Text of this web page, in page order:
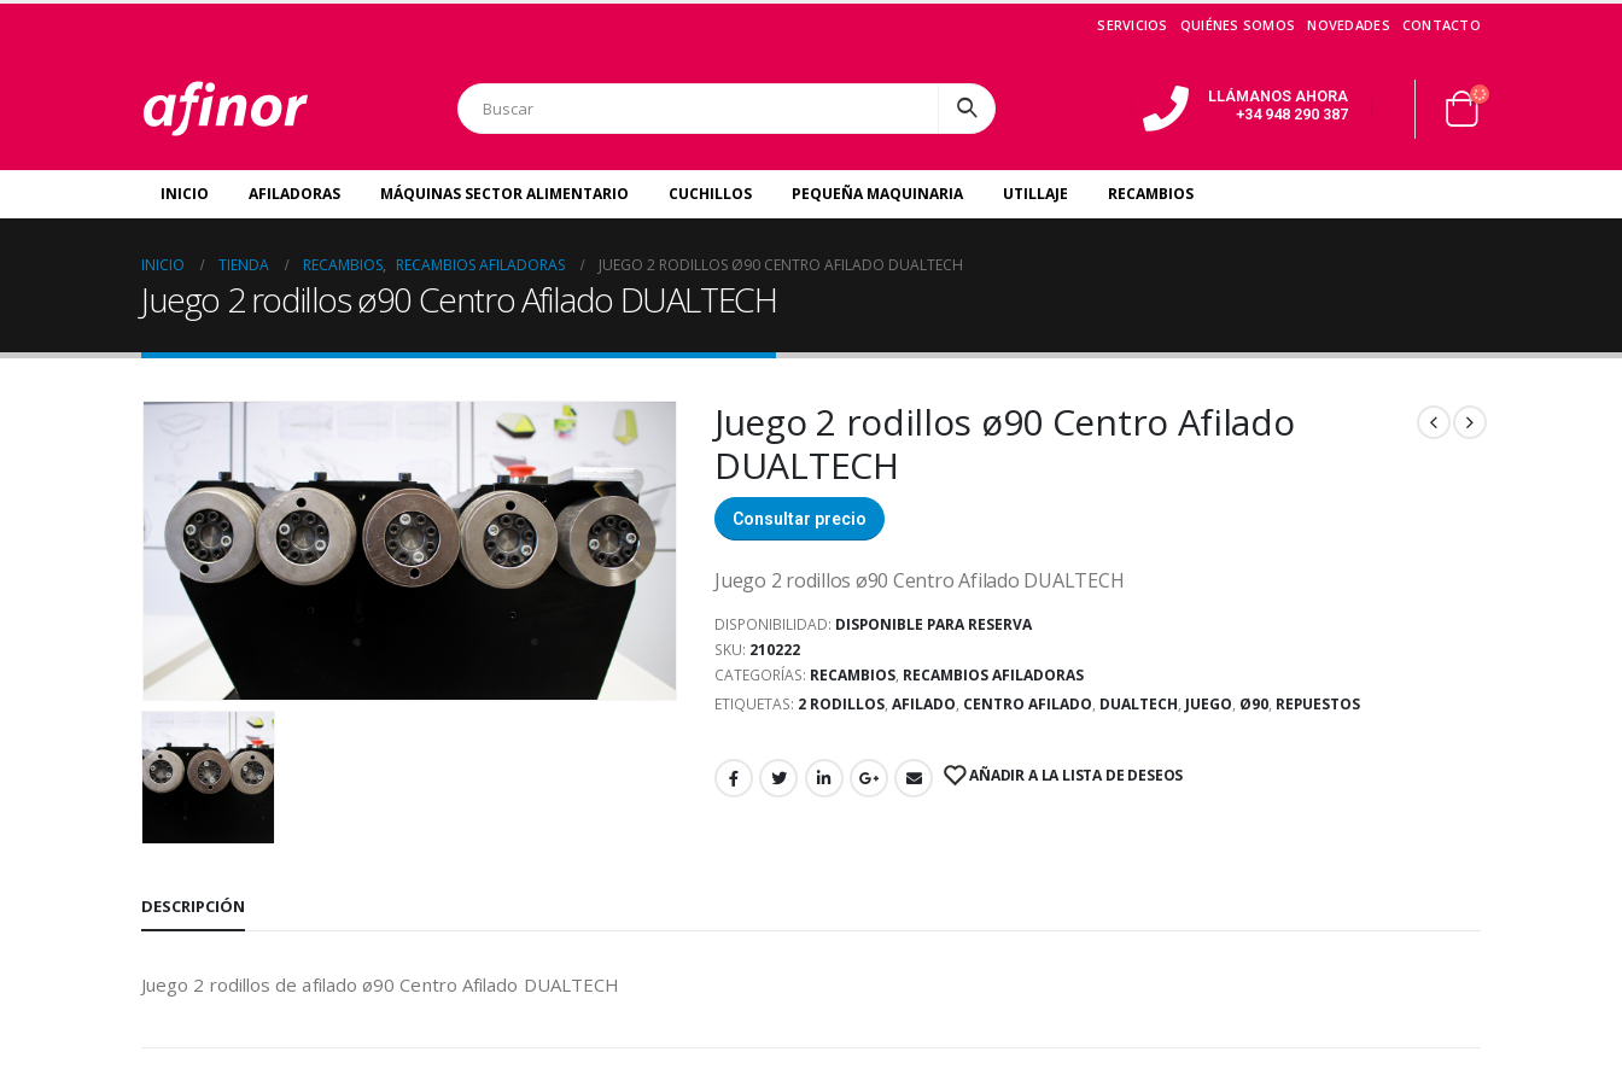
SERVICIOS QUIÉNES SOMOS NOVEDADES CONTACTO
LLÁMANOS AHORA
+34 948 290 387
INICIO AFILADORAS MÁQUINAS SECTOR ALIMENTARIO CUCHILLOS PEQUEÑA MAQUINARIA UTILLAJE RECAMBIOS
INICIO TIENDA RECAMBIOS, RECAMBIOS AFILADORAS JUEGO 2 RODILLOS Ø90 CENTRO AFILADO DUALTECH
Juego 2 rodillos ø90 Centro Afilado DUALTECH
Juego 2 rodillos ø90 Centro Afilado
DUALTECH
Consultar precio
Juego 2 rodillos ø90 Centro Afilado DUALTECH
DISPONIBILIDAD: DISPONIBLE PARA RESERVA
SKU: 210222
CATEGORÍAS: RECAMBIOS, RECAMBIOS AFILADORAS
ETIQUETAS: 2 RODILLOS, AFILADO, CENTRO AFILADO, DUALTECH, JUEGO, Ø90, REPUESTOS
AÑADIR A LA LISTA DE DESEOS
DESCRIPCIÓN
Juego 2 rodillos de afilado ø90 Centro Afilado DUALTECH